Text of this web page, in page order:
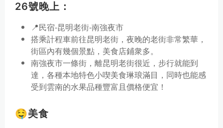
26號晚上：
📍民宿-昆明老街-南強夜市
搭乘計程車前往昆明老街，夜晚的老街非常繁華，
街區內有幾個景點，美食店鋪衆多。
南強夜市一條街，離昆明老街很近，步行就能到
達，各種本地特色小喫美食琳琅滿目，同時也能感
受到雲南的水果品種豐富且價格便宜！
🤤美食